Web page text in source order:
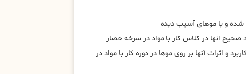
شده و یا موهای آسیب دیده
صحیح انها در کلاس کار با مواد در سرخه حصار
و اثرات آنها بر روی موها در دوره کار با مواد در